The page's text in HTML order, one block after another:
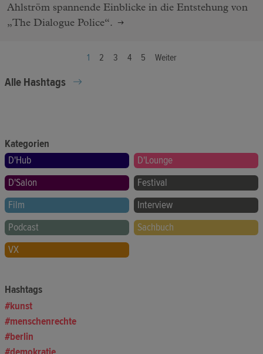
Ahlström spannende Einblicke in die Entstehung von
„The Dialogue Police“.
1 2 3 4 5 Weiter
Alle Hashtags
Kategorien
D'Hub
D'Lounge
D'Salon
Festival
Film
Interview
Podcast
Sachbuch
VX
Hashtags
kunst
menschenrechte
berlin